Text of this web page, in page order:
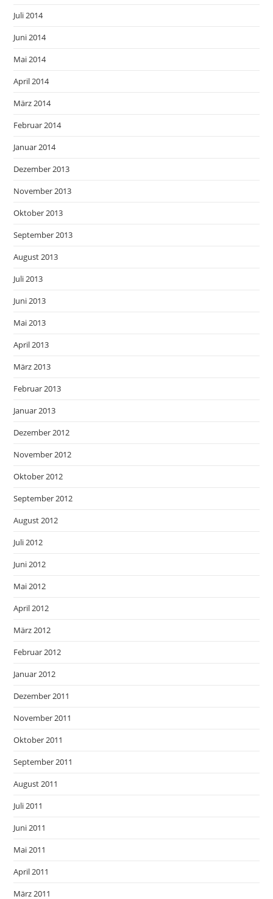
Juli 2014
Juni 2014
Mai 2014
April 2014
März 2014
Februar 2014
Januar 2014
Dezember 2013
November 2013
Oktober 2013
September 2013
August 2013
Juli 2013
Juni 2013
Mai 2013
April 2013
März 2013
Februar 2013
Januar 2013
Dezember 2012
November 2012
Oktober 2012
September 2012
August 2012
Juli 2012
Juni 2012
Mai 2012
April 2012
März 2012
Februar 2012
Januar 2012
Dezember 2011
November 2011
Oktober 2011
September 2011
August 2011
Juli 2011
Juni 2011
Mai 2011
April 2011
März 2011